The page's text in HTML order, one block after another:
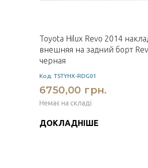
Toyota Hilux Revo 2014
внешняя на задний борт
черная
Код: TSTYHX-RDG01
6750,00 грн.
Немає на складі
ДОКЛАДНІШЕ